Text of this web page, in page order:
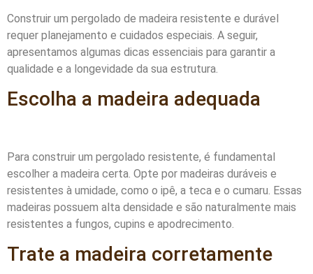
Construir um pergolado de madeira resistente e durável
requer planejamento e cuidados especiais. A seguir,
apresentamos algumas dicas essenciais para garantir a
qualidade e a longevidade da sua estrutura.
Escolha a madeira adequada
Para construir um pergolado resistente, é fundamental
escolher a madeira certa. Opte por madeiras duráveis e
resistentes à umidade, como o ipê, a teca e o cumaru. Essas
madeiras possuem alta densidade e são naturalmente mais
resistentes a fungos, cupins e apodrecimento.
Trate a madeira corretamente